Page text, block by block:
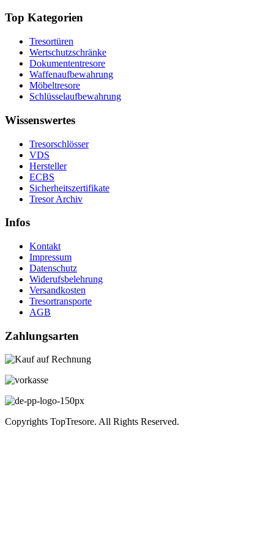
Top Kategorien
Tresortüren
Wertschutzschränke
Dokumententresore
Waffenaufbewahrung
Möbeltresore
Schlüsselaufbewahrung
Wissenswertes
Tresorschlösser
VDS
Hersteller
ECBS
Sicherheitszertifikate
Tresor Archiv
Infos
Kontakt
Impressum
Datenschutz
Widerufsbelehrung
Versandkosten
Tresortransporte
AGB
Zahlungsarten
Copyrights TopTresore. All Rights Reserved.